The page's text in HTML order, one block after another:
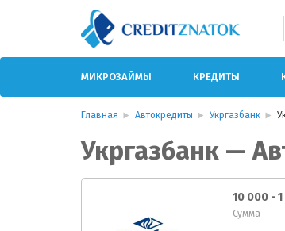
МИКРОЗАЙМЫ КРЕДИТЫ
Главная Автокредиты Укргазбанк
Укргазбанк —
10 000 -
Сумма